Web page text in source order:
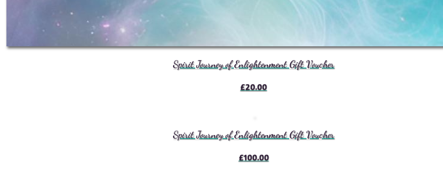
Spirit Journey of Enlightenment Gift Voucher
£20.00
Spirit Journey of Enlightenment Gift Voucher
£100.00